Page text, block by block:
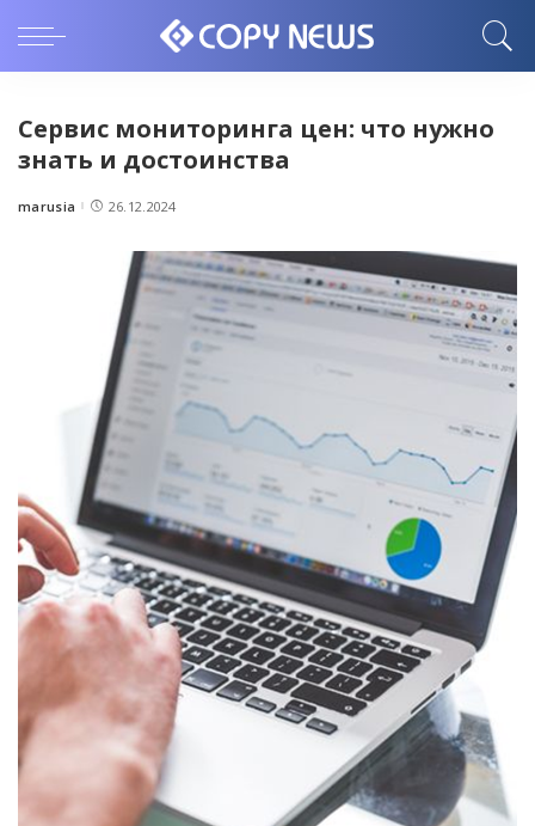
Сервис мониторинга цен: что нужно
знать и достоинства
Posted
marusia 26.12.2024